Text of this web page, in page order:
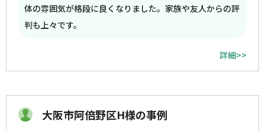
体の雰囲気が格段に良くなりました。家族や友人からの評
判も上々です。
詳細>>
大阪市阿倍野区H様の事例